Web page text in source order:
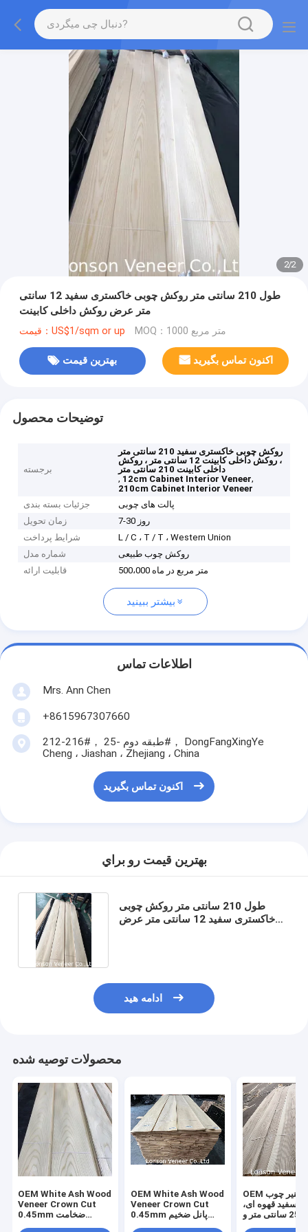
2/2
طول 210 سانتی متر روکش چوبی خاکستری سفید 12 سانتی
متر عرض روکش داخلی کابینت
قیمت：US$1/sqm or up MOQ：1000 متر مربع
بهترین قیمت اکنون تماس بگیرید
توضیحات محصول
برجسته
روکش چوبی خاکستری سفید 210 سانتی متر
، روکش داخلی کابینت 12 سانتی متر ، روکش
داخلی کابینت 210 سانتی متر
, 12cm Cabinet Interior Veneer,
210cm Cabinet Interior Veneer
جزئیات بسته بندی
پالت های چوبی
زمان تحویل
7-30 روز
شرایط پرداخت
L / C ، T / T ، Western Union
شماره مدل
روکش چوب طبیعی
قابلیت ارائه
500،000 متر مربع در ماه
بیشتر ببینید
اطلاعات تماس
Mrs. Ann Chen
+8615967307660
212-216#， طبقه دوم -25#， DongFangXingYe
Cheng ، Jiashan ، Zhejiang ، China
اکنون تماس بگیرید
بهترين قيمت رو براي
طول 210 سانتی متر روکش چوبی
خاکستری سفید 12 سانتی متر عرض
ادامه هید
محصولات توصیه شده
OEM White Ash Wood
Veneer Crown Cut
0.45mm ضخامت
OEM White Ash Wood
Veneer Crown Cut
0.45mm پانل ضخیم
OEM فنیر چوب
سفید قهوه ای،
طول 250 سانتی متر و